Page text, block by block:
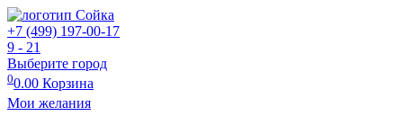
+7 (499) 197-00-17
9 - 21
Выберите город
00.00 Корзина
Мои желания